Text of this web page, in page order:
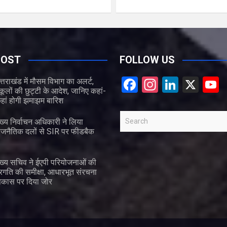
में मौसम विभाग का अलर्ट,
की छुट्टी के आदेश, जानिए कहां-
होगी झमाझम बारिश
निर्वाचन अधिकारी ने लिया
दलों से SIR पर फीडबैक
सचिव ने ईएपी परियोजनाओं की
की समीक्षा, आधारभूत संरचना
पर दिया जोर
FOLLOW US
F
ce
b
In
a
gr
Li
ke
dI
X
u